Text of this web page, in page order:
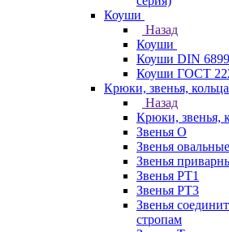
Коуши
Назад
Коуши
Коуши DIN 6899
Коуши ГОСТ
Крюки, звенья,
Назад
Крюки, звенья,
Звенья О
Звенья
Звенья
Звенья РТ1
Звенья РТ3
Звенья
стропам